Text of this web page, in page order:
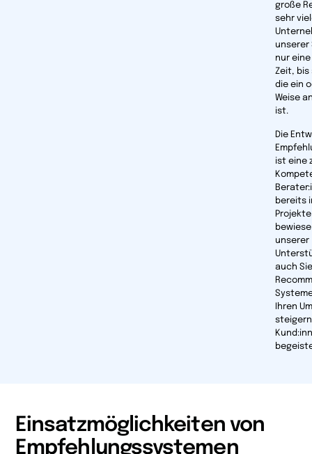
große
sehr
unserer
nur
Zeit, bis
die ein
Weise
ist.
Die
ist eine
bereits
unserer
auch Sie
Ihren
Einsatzmöglichkeiten von
Empfehlungssystemen